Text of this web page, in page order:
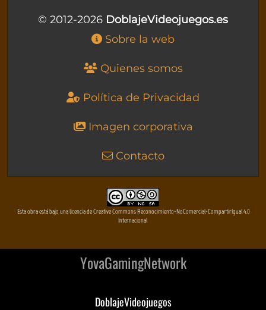
© 2012-2026 DoblajeVideojuegos.es
Sobre la web
Quienes somos
Política de Privacidad
Imagen corporativa
Contacto
Esta obra está bajo una licencia de Creative Commons Reconocimiento-NoComercial-CompartirIgual 4.0
Internacional
YovaGamingNetwork
DoblajeVideojuegos